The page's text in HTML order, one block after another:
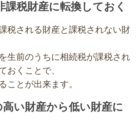
課税財産に転換しておく
税される財産と課税されない財
生前のうちに相続税が課税され
おくことで、
ことが出来ます。
高い財産から低い財産に